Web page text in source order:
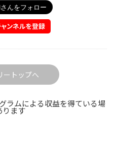
ートップへ
ラムによる収益を得ている場
ります